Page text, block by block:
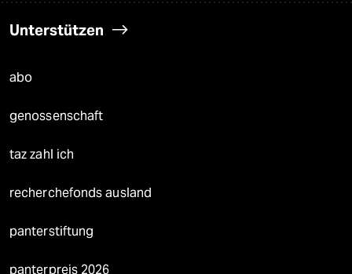
Unterstützen
abo
genossenschaft
taz zahl ich
recherchefonds ausland
panterstiftung
panterpreis 2026